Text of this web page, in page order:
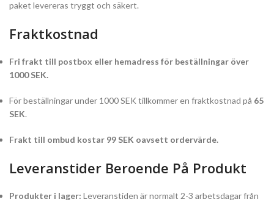
paket levereras tryggt och säkert.
Fraktkostnad
Fri frakt till postbox eller hemadress för beställningar över
1000 SEK.
För beställningar under 1000 SEK tillkommer en fraktkostnad på 65
SEK.
Frakt till ombud kostar 99 SEK oavsett ordervärde.
Leveranstider Beroende På Produkt
Produkter i lager: Leveranstiden är normalt 2-3 arbetsdagar från